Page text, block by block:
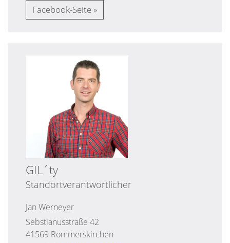
Facebook-Seite
GIL´ty
Standortverantwortlicher
Jan Werneyer
Sebstianusstraße 42
41569 Rommerskirchen